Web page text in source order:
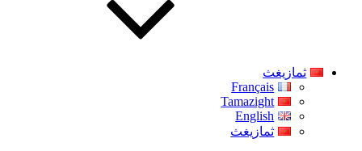
ثمازيغث
Français
Tamazight
English
ثمازيغث